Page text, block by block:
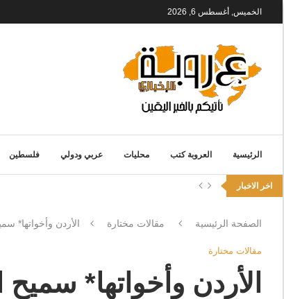
الخميس, أغسطس 6, 2026
الرئيسية العروبة كتب محليات عربي ودولي فلسطين
اخر الاخبار
الصفحة الرئيسية مقالات مختارة الأردن وأخواتها*
مقالات مختارة
الأردن وأخواتها* سميح